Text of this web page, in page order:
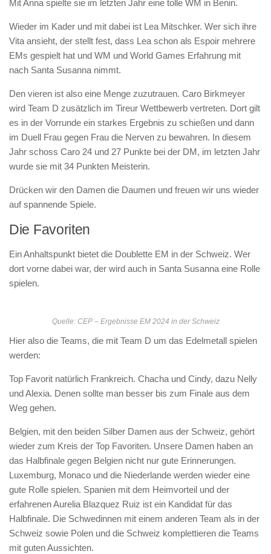
Mit Anna spielte sie im letzten Jahr eine tolle WM in Benin.
Wieder im Kader und mit dabei ist Lea Mitschker. Wer sich ihre
Vita ansieht, der stellt fest, dass Lea schon als Espoir mehrere
EMs gespielt hat und WM und World Games Erfahrung mit
nach Santa Susanna nimmt.
Den vieren ist also eine Menge zuzutrauen. Caro Birkmeyer
wird Team D zusätzlich im Tireur Wettbewerb vertreten. Dort gilt
es in der Vorrunde ein starkes Ergebnis zu schießen und dann
im Duell Frau gegen Frau die Nerven zu bewahren. In diesem
Jahr schoss Caro 24 und 27 Punkte bei der DM, im letzten Jahr
wurde sie mit 34 Punkten Meisterin.
Drücken wir den Damen die Daumen und freuen wir uns wieder
auf spannende Spiele.
Die Favoriten
Ein Anhaltspunkt bietet die Doublette EM in der Schweiz. Wer
dort vorne dabei war, der wird auch in Santa Susanna eine Rolle
spielen.
Quelle: CEP – Ergebnisse EM 2024 in der Schweiz
Hier also die Teams, die mit Team D um das Edelmetall spielen
werden:
Top Favorit natürlich Frankreich. Chacha und Cindy, dazu Nelly
und Alexia. Denen sollte man besser bis zum Finale aus dem
Weg gehen.
Belgien, mit den beiden Silber Damen aus der Schweiz, gehört
wieder zum Kreis der Top Favoriten. Unsere Damen haben an
das Halbfinale gegen Belgien nicht nur gute Erinnerungen.
Luxemburg, Monaco und die Niederlande werden wieder eine
gute Rolle spielen. Spanien mit dem Heimvorteil und der
erfahrenen Aurelia Blazquez Ruiz ist ein Kandidat für das
Halbfinale. Die Schwedinnen mit einem anderen Team als in der
Schweiz sowie Polen und die Schweiz komplettieren die Teams
mit guten Aussichten.